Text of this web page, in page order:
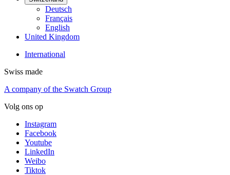
Deutsch
Français
English
United Kingdom
International
Swiss made
A company of the Swatch Group
Volg ons op
Instagram
Facebook
Youtube
LinkedIn
Weibo
Tiktok